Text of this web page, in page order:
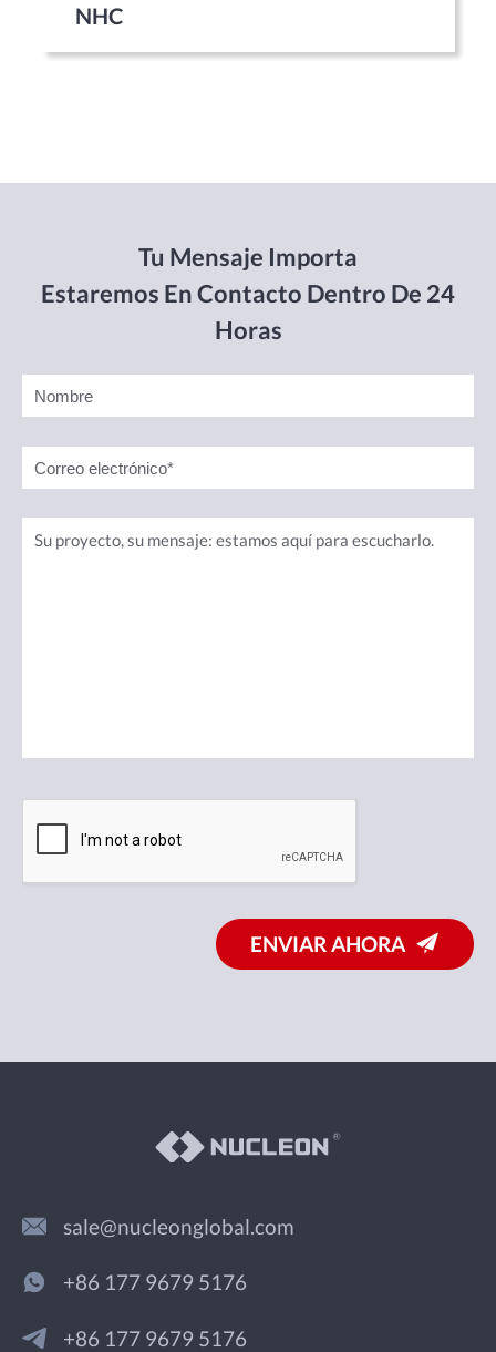
NHC
Tu Mensaje Importa
Estaremos En Contacto Dentro De 24
Horas
ENVIAR AHORA
sale@nucleonglobal.com
+86 177 9679 5176
+86 177 9679 5176